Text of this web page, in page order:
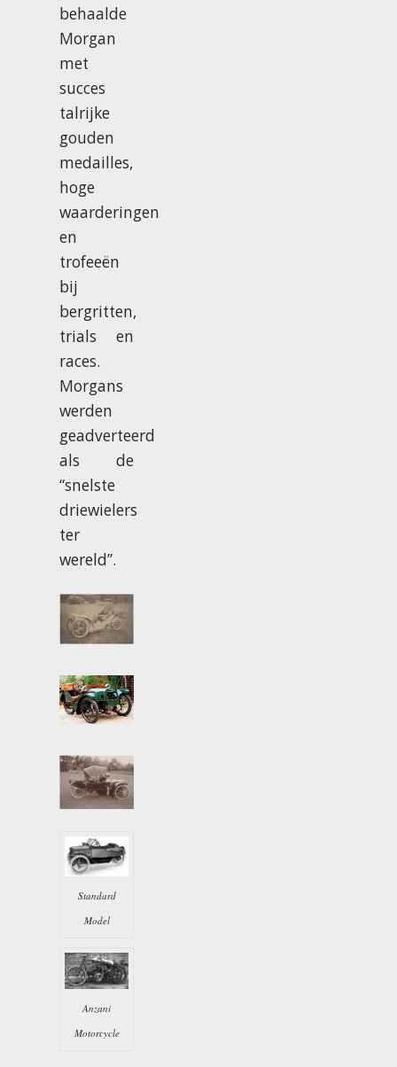
behaalde
Morgan
met
succes
talrijke
gouden
medailles,
hoge
waarderingen
en
trofeeën
bij
bergritten,
trials en
races.
Morgans
werden
geadverteerd
als de
“snelste
driewielers
ter
wereld”.
Standard
Model
Anzani
Motorcycle